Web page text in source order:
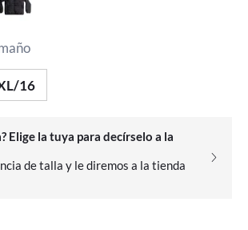
16
Elige la tuya para decírselo a la
de talla y le diremos a la tienda